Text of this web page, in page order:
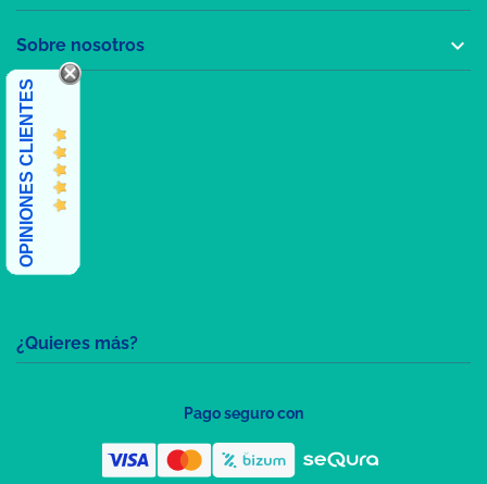
¿Quieres más?
Sobre nosotros 
OPINIONES CLIENTES
Pago seguro con